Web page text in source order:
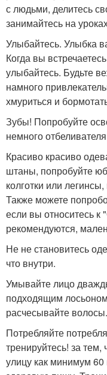
с людьми, делитесь
занимайтесь на
Улыбайтесь. Улыбка
Когда вы
улыбайтесь. Будьте
намного
хмуриться и
Зубы! Попробуйте
немного
Красиво красиво
штаны, попробуйте
колготки или
Также можете
если вы относитесь к
рекомендуются,
Не не становитесь
что внутри.
Умывайте лицо
подходящим
расчесывайте волосы.
Потребляйте
тренируйтесь! за
улицу как минимум 60